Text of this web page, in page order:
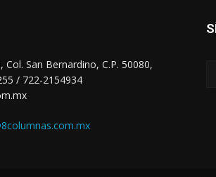
San Bernardino, C.P. 50080,
/ 722-2154934